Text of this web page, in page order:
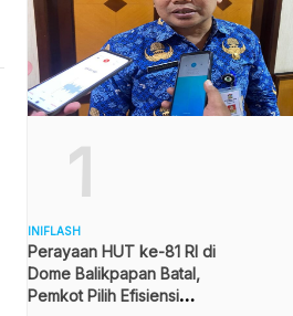
1
INIFLASH
Perayaan HUT ke-81 RI di
Dome Balikpapan Batal,
Pemkot Pilih Efisiensi